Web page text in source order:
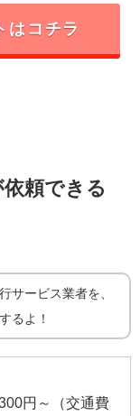
はコチラ
依頼できる
サービス業者を、
るよ！
円～（交通費